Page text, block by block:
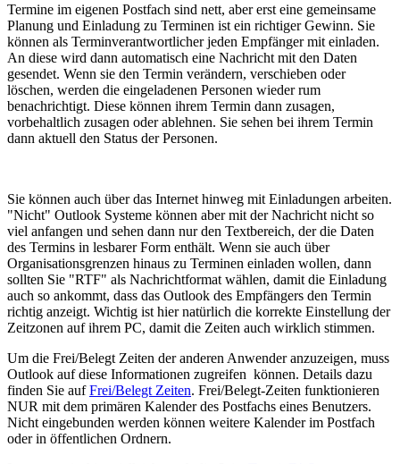
Termine im eigenen Postfach sind nett, aber erst eine gemeinsame
Planung und Einladung zu Terminen ist ein richtiger Gewinn. Sie
können als Terminverantwortlicher jeden Empfänger mit einladen.
An diese wird dann automatisch eine Nachricht mit den Daten
gesendet. Wenn sie den Termin verändern, verschieben oder
löschen, werden die eingeladenen Personen wieder rum
benachrichtigt. Diese können ihrem Termin dann zusagen,
vorbehaltlich zusagen oder ablehnen. Sie sehen bei ihrem Termin
dann aktuell den Status der Personen.
Sie können auch über das Internet hinweg mit Einladungen arbeiten.
"Nicht" Outlook Systeme können aber mit der Nachricht nicht so
viel anfangen und sehen dann nur den Textbereich, der die Daten
des Termins in lesbarer Form enthält. Wenn sie auch über
Organisationsgrenzen hinaus zu Terminen einladen wollen, dann
sollten Sie "RTF" als Nachrichtformat wählen, damit die Einladung
auch so ankommt, dass das Outlook des Empfängers den Termin
richtig anzeigt. Wichtig ist hier natürlich die korrekte Einstellung der
Zeitzonen auf ihrem PC, damit die Zeiten auch wirklich stimmen.
Um die Frei/Belegt Zeiten der anderen Anwender anzuzeigen, muss
Outlook auf diese Informationen zugreifen können. Details dazu
finden Sie aufFrei/Belegt Zeiten. Frei/Belegt-Zeiten funktionieren
NUR mit dem primären Kalender des Postfachs eines Benutzers.
Nicht eingebunden werden können weitere Kalender im Postfach
oder in öffentlichen Ordnern.